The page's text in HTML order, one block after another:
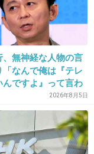
・
-2
日本禁煙学会
、無神経な人物の言
「なんで俺は『テレ
んですよ』って言わ
いけないの？ふざけ
」
2026年8月5日